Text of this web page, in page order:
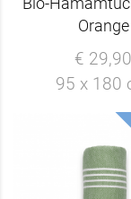
Orange
€ 29,90
95 x 180